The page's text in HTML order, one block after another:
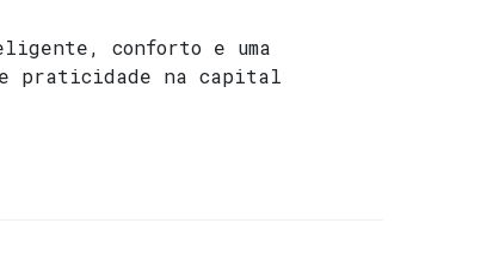
conforto e uma
e praticidade na capital